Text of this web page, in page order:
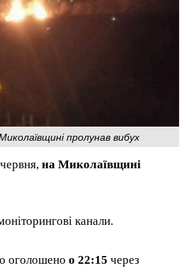
пролунав вибух
на Миколаївщині
канали.
оголошено о 22:15 через